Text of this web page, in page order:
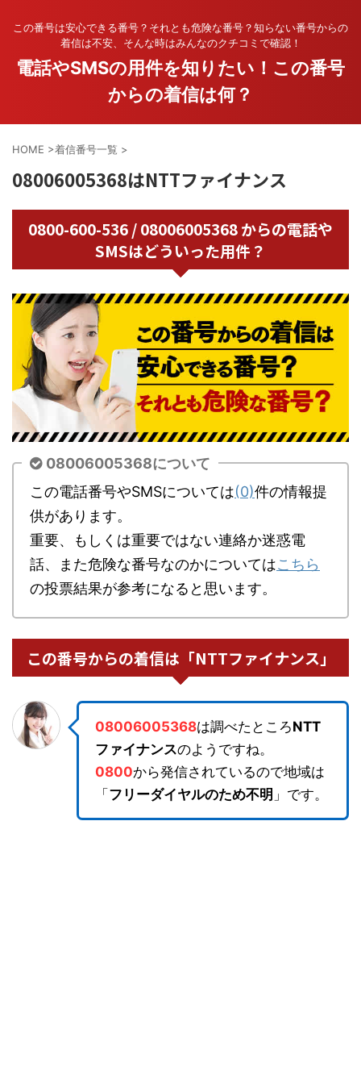
この番号は安心できる番号？それとも危険な番号？知らない番号からの
着信は不安、そんな時はみんなのクチコミで確認！
電話やSMSの用件を知りたい！この番号
からの着信は何？
HOME >着信番号一覧 >
08006005368はNTTファイナンス
0800-600-536 / 08006005368 からの電話や
SMSはどういった用件？
08006005368について
この電話番号やSMSについては(0)件の情報提
供があります。
重要、もしくは重要ではない連絡か迷惑電
話、また危険な番号なのかについてはこちら
の投票結果が参考になると思います。
この番号からの着信は「NTTファイナンス」
08006005368は調べたところNTT
ファイナンスのようですね。
0800から発信されているので地域は
「 フリーダイヤルのため不明 」です。